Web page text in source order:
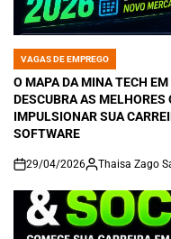
POSTED
IN
VAGAS DE EMPREGO
O MAPA DA MINA TECH
DESCUBRA AS MELHORES
IMPULSIONAR SUA
SOFTWARE
on
29/04/2026 Thaisa Zago